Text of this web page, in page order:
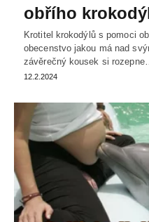
obřího
Krotitel krokodýlů s pomoci
obecenstvo jakou má nad
závěrečný kousek si rozepne…
12.2.2024